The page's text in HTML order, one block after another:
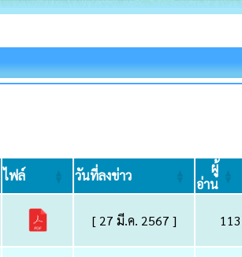
ไฟล์ วันที่ลงข่าว
ผู้
อ่าน
[ 27 มี.ค. 2567 ] 113